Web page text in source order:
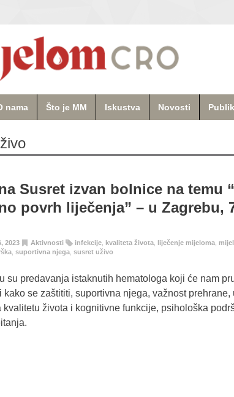
nama Što je MM Iskustva Novosti
Susret izvan bolnice na temu
povrh liječenja” – u Zagrebu,
2023 Aktivnosti infekcije kvaliteta života liječenje mijeloma
suportivna njega susret uživo
su predavanja istaknutih hematologa koji će nam
kako se zaštititi, suportivna njega, važnost prehrane,
kvalitetu života i kognitivne funkcije, psihološka